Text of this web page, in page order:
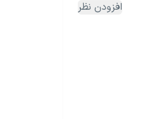
افزودن نظر